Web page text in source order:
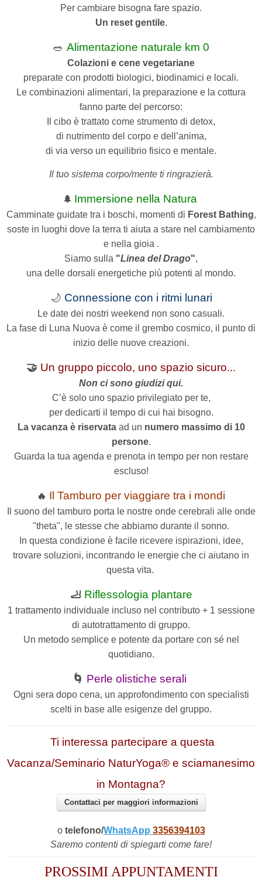
Per cambiare bisogna fare spazio.
Un reset gentile.
🥗 Alimentazione naturale km 0
Colazioni e cene vegetariane
preparate con prodotti biologici, biodinamici e locali.
Le combinazioni alimentari, la preparazione e la cottura
fanno parte del percorso:
Il cibo è trattato come strumento di detox,
di nutrimento del corpo e dell’anima,
di via verso un equilibrio fisico e mentale.
Il tuo sistema corpo/mente ti ringrazierà.
🌲 Immersione nella Natura
Camminate guidate tra i boschi, momenti di Forest Bathing,
soste in luoghi dove la terra ti aiuta a stare nel cambiamento
e nella gioia .
Siamo sulla "Linea del Drago",
una delle dorsali energetiche più potenti al mondo.
🌙 Connessione con i ritmi lunari
Le date dei nostri weekend non sono casuali.
La fase di Luna Nuova è come il grembo cosmico, il punto di
inizio delle nuove creazioni.
🤝 Un gruppo piccolo, uno spazio sicuro...
Non ci sono giudizi qui.
C’è solo uno spazio privilegiato per te,
per dedicarti il tempo di cui hai bisogno.
La vacanza è riservataad un numero massimo di 10
persone.
Guarda la tua agenda e prenota in tempo per non restare
escluso!
🔥 Il Tamburo per viaggiare tra i mondi
Il suono del tamburo porta le nostre onde cerebrali alle onde
"theta", le stesse che abbiamo durante il sonno.
In questa condizione è facile ricevere ispirazioni, idee,
trovare soluzioni, incontrando le energie che ci aiutano in
questa vita.
🦶 Riflessologia plantare
1 trattamento individuale incluso nel contributo + 1 sessione
di autotrattamento di gruppo.
Un metodo semplice e potente da portare con sé nel
quotidiano.
🌀 Perle olistiche serali
Ogni sera dopo cena, un approfondimento con specialisti
scelti in base alle esigenze del gruppo.
Ti interessa partecipare a questa
Vacanza/Seminario NaturYoga® e sciamanesimo
in Montagna?
Contattaci per maggiori informazioni
o telefono/WhatsApp 3356394103
Saremo contenti di spiegarti come fare!
PROSSIMI APPUNTAMENTI